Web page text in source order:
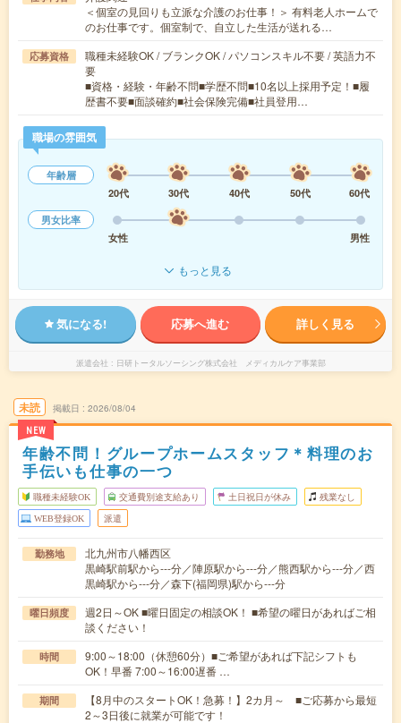
＜個室の見回りも立派な介護のお仕事！＞ 有料老人ホームで
のお仕事です。個室制で、自立した生活が送れる…
応募資格
職種未経験OK / ブランクOK / パソコンスキル不要 / 英語力不
要
■資格・経験・年齢不問■学歴不問■10名以上採用予定！■履
歴書不要■面談確約■社会保険完備■社員登用…
職場の雰囲気
年齢層
20代
30代 40代 50代
60代
男女比率
女性
男性
もっと見る
気になる! 応募へ進む 詳しく見る
派遣会社 日研トータルソーシング株式会社 メディカルケア事業部
未読
NEW
掲載日 2026/08/04
年齢不問！グループホームスタッフ＊料理のお
手伝いも仕事の一つ
職種未経験OK 交通費別途支給あり 土日祝日が休み 残業なし
WEB登録OK 派遣
勤務地
北九州市八幡西区
黒崎駅前駅から---分／陣原駅から---分／熊西駅から---分／西
黒崎駅から---分／森下(福岡県)駅から---分
曜日頻度
週2日～OK ■曜日固定の相談OK！ ■希望の曜日があればご相
談ください！
時間
9:00～18:00（休憩60分）■ご希望があれば下記シフトも
OK！早番 7:00～16:00遅番 …
期間
【8月中のスタートOK！急募！】2カ月～ ■ご応募から最短
2～3日後に就業が可能です！